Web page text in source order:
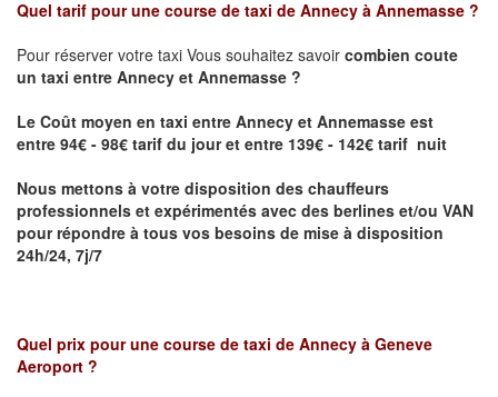
Quel tarif pour une course de taxi de Annecy à Annemasse ?
Pour réserver votre taxi Vous souhaitez savoir combien coute
un taxi entre Annecy et Annemasse ?
Le Coût moyen en taxi entre Annecy et Annemasse est
entre 94€ - 98€ tarif du jour et entre 139€ - 142€ tarif nuit
Nous mettons à votre disposition des chauffeurs
professionnels et expérimentés avec des berlines et/ou VAN
pour répondre à tous vos besoins de mise à disposition
24h/24, 7j/7
Quel prix pour une course de taxi de Annecy à Geneve
Aeroport ?